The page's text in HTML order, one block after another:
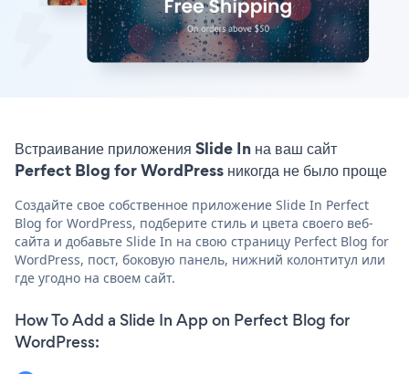
Встраивание приложения Slide In на ваш сайт
Perfect Blog for WordPress никогда не было проще
Создайте свое собственное приложение Slide In Perfect
Blog for WordPress, подберите стиль и цвета своего веб-
сайта и добавьте Slide In на свою страницу Perfect Blog for
WordPress, пост, боковую панель, нижний колонтитул или
где угодно на своем сайт.
How To Add a Slide In App on Perfect Blog for
WordPress: